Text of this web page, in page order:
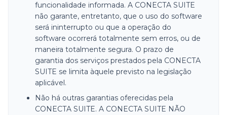
funcionalidade informada. A CONECTA SUITE
não garante, entretanto, que o uso do software
será ininterrupto ou que a operação do
software ocorrerá totalmente sem erros, ou de
maneira totalmente segura. O prazo de
garantia dos serviços prestados pela CONECTA
SUITE se limita àquele previsto na legislação
aplicável.
Não há outras garantias oferecidas pela
CONECTA SUITE. A CONECTA SUITE NÃO